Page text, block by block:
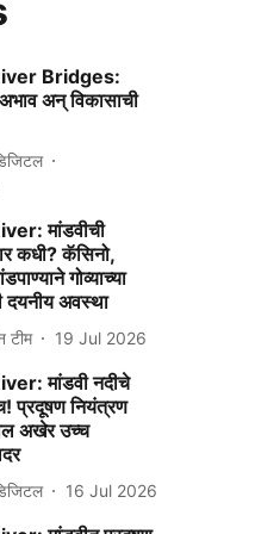
Bridges:
अन् विकासाची
मांडवीची
कधी? कॅसिनो,
गोव्याच्या
दयनीय अवस्था
टीम 19 Jul 2026
मांडवी नदीचे
प्रदूषण नियंत्रण
अखेर उच्च
16 Jul 2026